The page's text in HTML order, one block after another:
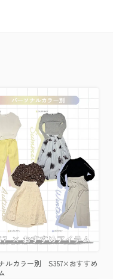
ルカラー別 S357×おすすめ